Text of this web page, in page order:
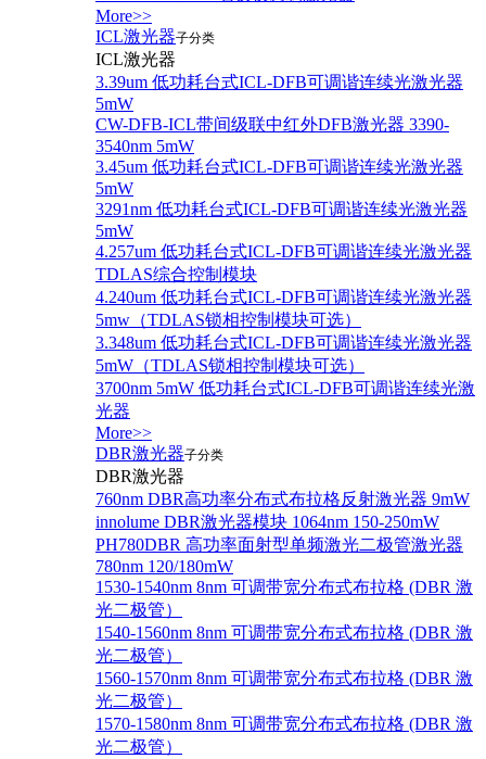
More>>
ICL激光器子分类
ICL激光器
3.39um 低功耗台式ICL-DFB可调谐连续光激光器
5mW
CW-DFB-ICL带间级联中红外DFB激光器 3390-
3540nm 5mW
3.45um 低功耗台式ICL-DFB可调谐连续光激光器
5mW
3291nm 低功耗台式ICL-DFB可调谐连续光激光器
5mW
4.257um 低功耗台式ICL-DFB可调谐连续光激光器
TDLAS综合控制模块
4.240um 低功耗台式ICL-DFB可调谐连续光激光器
5mw（TDLAS锁相控制模块可选）
3.348um 低功耗台式ICL-DFB可调谐连续光激光器
5mW（TDLAS锁相控制模块可选）
3700nm 5mW 低功耗台式ICL-DFB可调谐连续光激
光器
More>>
DBR激光器子分类
DBR激光器
760nm DBR高功率分布式布拉格反射激光器 9mW
innolume DBR激光器模块 1064nm 150-250mW
PH780DBR 高功率面射型单频激光二极管激光器
780nm 120/180mW
1530-1540nm 8nm 可调带宽分布式布拉格 (DBR 激
光二极管）
1540-1560nm 8nm 可调带宽分布式布拉格 (DBR 激
光二极管）
1560-1570nm 8nm 可调带宽分布式布拉格 (DBR 激
光二极管）
1570-1580nm 8nm 可调带宽分布式布拉格 (DBR 激
光二极管）